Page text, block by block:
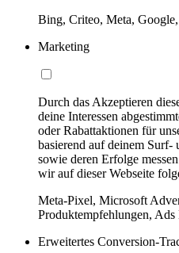
Bing, Criteo, Meta,
Marketing
Durch das Akzeptieren
deine Interessen
oder Rabattaktionen für
basierend auf deinem Surf-
sowie deren Erfolge
wir auf dieser Webseite
Meta-Pixel, Microsoft
Produktempfehlungen, Ads
Erweitertes Conversion-